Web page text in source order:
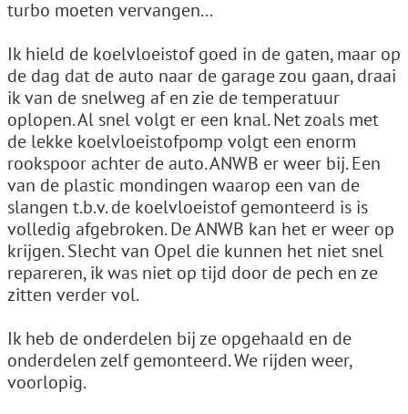
turbo moeten vervangen...
Ik hield de koelvloeistof goed in de gaten, maar op
de dag dat de auto naar de garage zou gaan, draai
ik van de snelweg af en zie de temperatuur
oplopen. Al snel volgt er een knal. Net zoals met
de lekke koelvloeistofpomp volgt een enorm
rookspoor achter de auto. ANWB er weer bij. Een
van de plastic mondingen waarop een van de
slangen t.b.v. de koelvloeistof gemonteerd is is
volledig afgebroken. De ANWB kan het er weer op
krijgen. Slecht van Opel die kunnen het niet snel
repareren, ik was niet op tijd door de pech en ze
zitten verder vol.
Ik heb de onderdelen bij ze opgehaald en de
onderdelen zelf gemonteerd. We rijden weer,
voorlopig.